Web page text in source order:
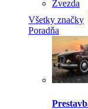
Zvezda
Všetky značky
Poradňa